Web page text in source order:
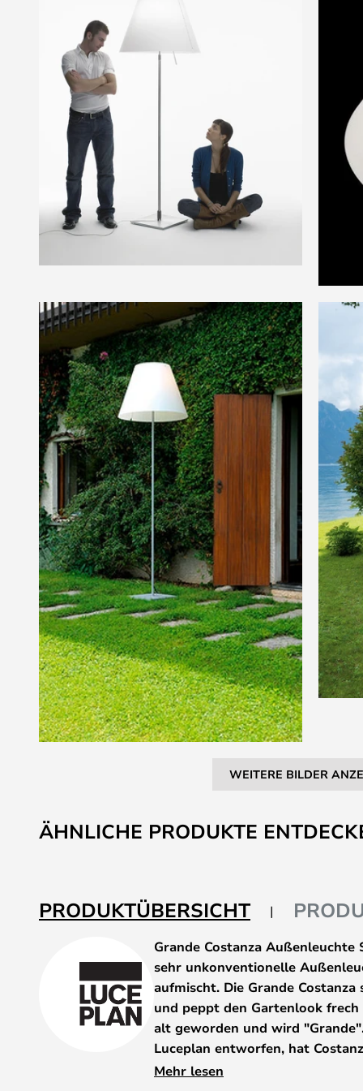
WEITERE BILDER
Anfang
der
ÄHNLICHE PRODUKTE
PRODUKTÜBERSICHT
Grande Costanza
sehr unkonventionelle
aufmischt. Die Grande
und peppt den Gartenlook
alt geworden und wird
Luceplan entworfen, hat
Epochen überdauert, ohne sich
Mehr lesen